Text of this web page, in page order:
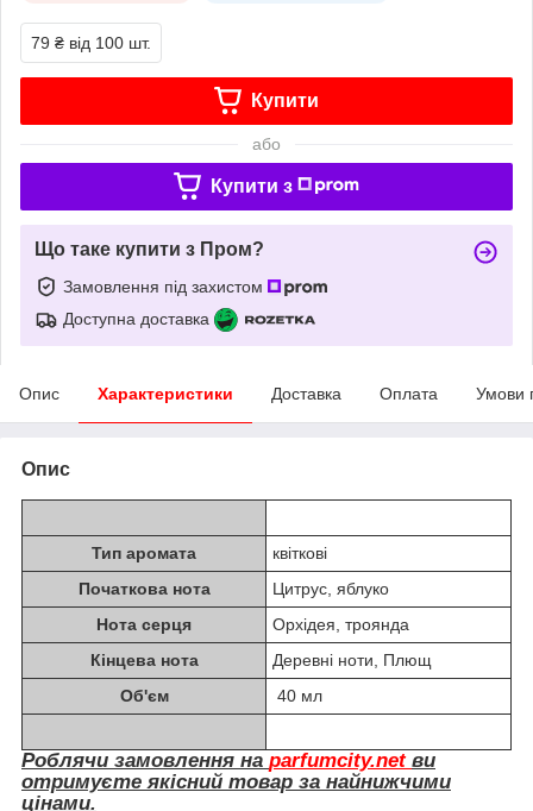
79 ₴ від 100 шт.
Купити
або
Купити з
Що таке купити з Пром?
Замовлення під захистом
Доступна доставка
Опис Характеристики Доставка Оплата Умови
Опис
Тип аромата
квіткові
Початкова нота
Цитрус, яблуко
Нота серця
Орхідея, троянда
Кінцева нота
Деревні ноти, Плющ
Об'єм
40 мл
Роблячи замовлення на parfumcity.net ви
отримуєте якісний товар за найнижчими
цінами.